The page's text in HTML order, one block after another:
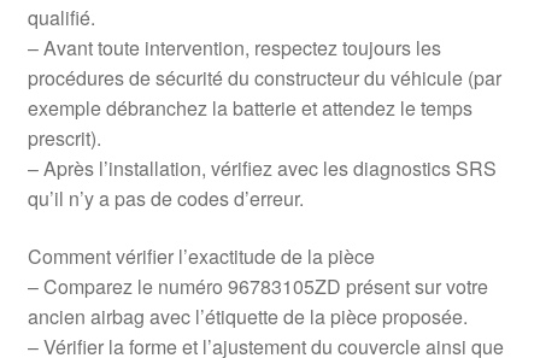
qualifié.
– Avant toute intervention, respectez toujours les
procédures de sécurité du constructeur du véhicule (par
exemple débranchez la batterie et attendez le temps
prescrit).
– Après l’installation, vérifiez avec les diagnostics SRS
qu’il n’y a pas de codes d’erreur.
Comment vérifier l’exactitude de la pièce
– Comparez le numéro 96783105ZD présent sur votre
ancien airbag avec l’étiquette de la pièce proposée.
– Vérifier la forme et l’ajustement du couvercle ainsi que